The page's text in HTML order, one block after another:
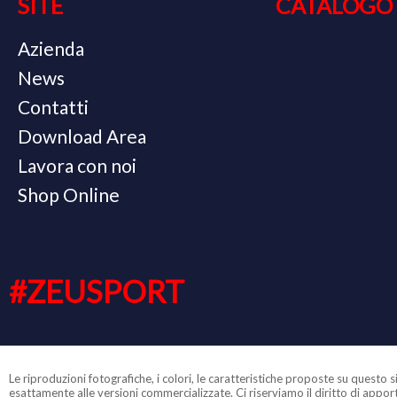
SITE
Azienda
News
Contatti
Download Area
Lavora con noi
Shop Online
CATALOGO
#ZEUSPORT
Le riproduzioni fotografiche, i colori, le caratteristiche proposte su questo
esattamente alle versioni commercializzate. Ci riserviamo il diritto di